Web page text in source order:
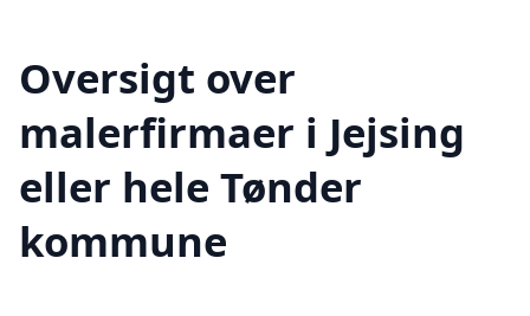
Oversigt over
malerfirmaer i Jejsing
eller hele Tønder
kommune